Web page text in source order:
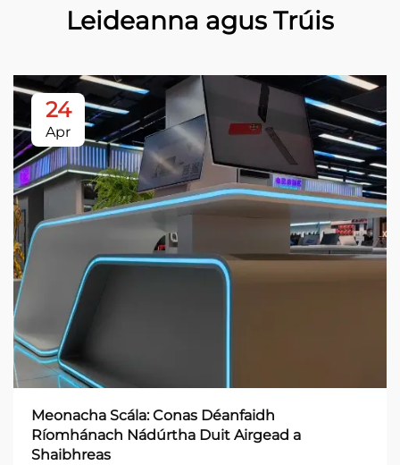
Leideanna agus Trúis
24
Apr
Meonacha Scála: Conas Déanfaidh
Ríomhánach Nádúrtha Duit Airgead a
Shaibhreas